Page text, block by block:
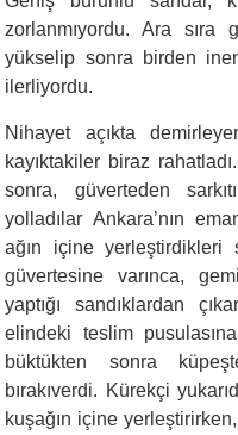
zorlanmıyordu. Ara sıra
yükselip sonra birden
ilerliyordu.
Nihayet açıkta
kayıktakiler biraz
sonra, güverteden
yolladılar Ankara’nın
ağın içine
güvertesine varınca,
yaptığı sandıklardan
elindeki teslim
büktükten sonra
bırakıverdi. Kürekçi
kuşağın içine